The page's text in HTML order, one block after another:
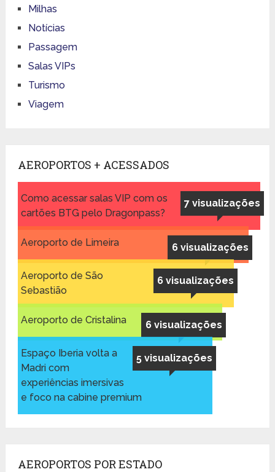
Milhas
Notícias
Passagem
Salas VIPs
Turismo
Viagem
AEROPORTOS + ACESSADOS
7 visualizações
Como acessar salas VIP com os
cartões BTG pelo Dragonpass?
6 visualizações
Aeroporto de Limeira
6 visualizações
Aeroporto de São
Sebastião
6 visualizações
Aeroporto de Cristalina
5 visualizações
Espaço Iberia volta a
Madri com
experiências imersivas
e foco na cabine premium
AEROPORTOS POR ESTADO